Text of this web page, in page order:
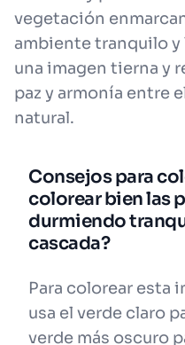
vegetación
ambiente tranquilo y
una imagen tierna y
paz y armonía entre
natural.
Consejos para
colorear bien las
durmiendo
cascada?
Para colorear esta
usa el verde claro
verde más oscuro